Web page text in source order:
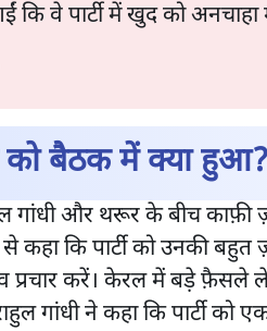
कि वे पार्टी में खुद को
को बैठक में क्या हुआ?
और थरूर के बीच काफ़ी
कहा कि पार्टी को उनकी
प्रचार करें। केरल में बड़े फ़ैसले
गांधी ने कहा कि पार्टी